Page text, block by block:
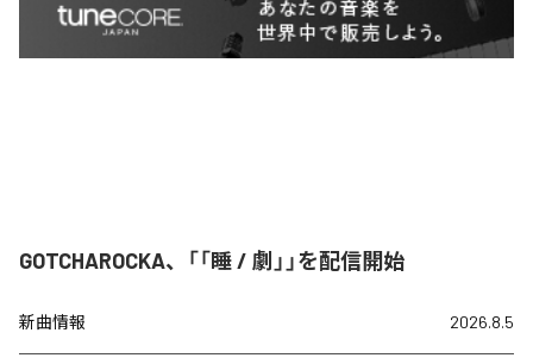
GOTCHAROCKA、「「睡 / 劇」」を配信開始
新曲情報 2026.8.5